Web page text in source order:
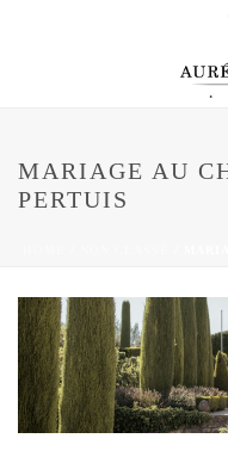
MARIAGE AU
PERTUIS